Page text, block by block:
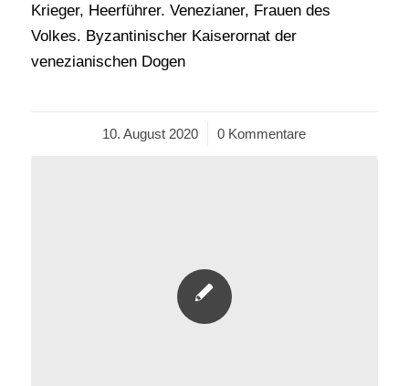
Krieger, Heerführer. Venezianer, Frauen des
Volkes. Byzantinischer Kaiserornat der
venezianischen Dogen
10. August 2020
/ 0 Kommentare